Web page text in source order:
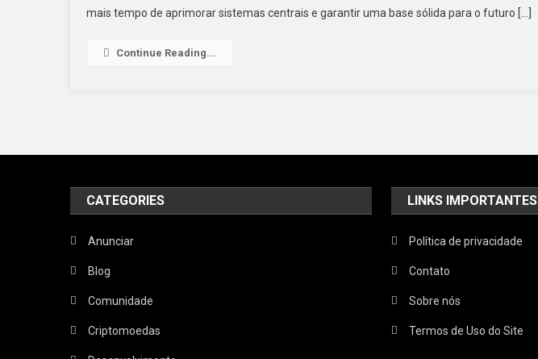
mais tempo de aprimorar sistemas centrais e garantir uma base sólida para o futuro […]
Continue Reading...
CATEGORIES
Anunciar
Blog
Comunidade
Criptomoedas
LINKS IMPORTANTES
Política de privacidade
Contato
Sobre nós
Termos de Uso do Site